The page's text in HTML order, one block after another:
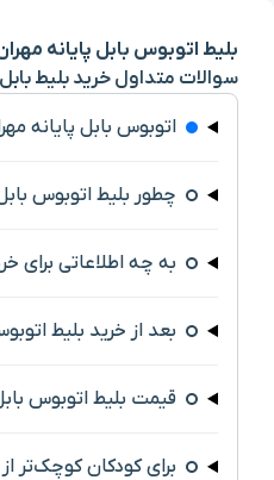
بلیط اتوبوس بابل پایانه
سوالات متداول خرید بلیط بابل
اتوبوس بابل پایانه
چطور بلیط اتوبوس بابل
به چه اطلاعاتی برای
بعد از خرید بلیط
قیمت بلیط اتوبوس
برای کودکان کوچک‌تر از 2 سال هم باید بلیط اتوبوس تهیه کرد؟